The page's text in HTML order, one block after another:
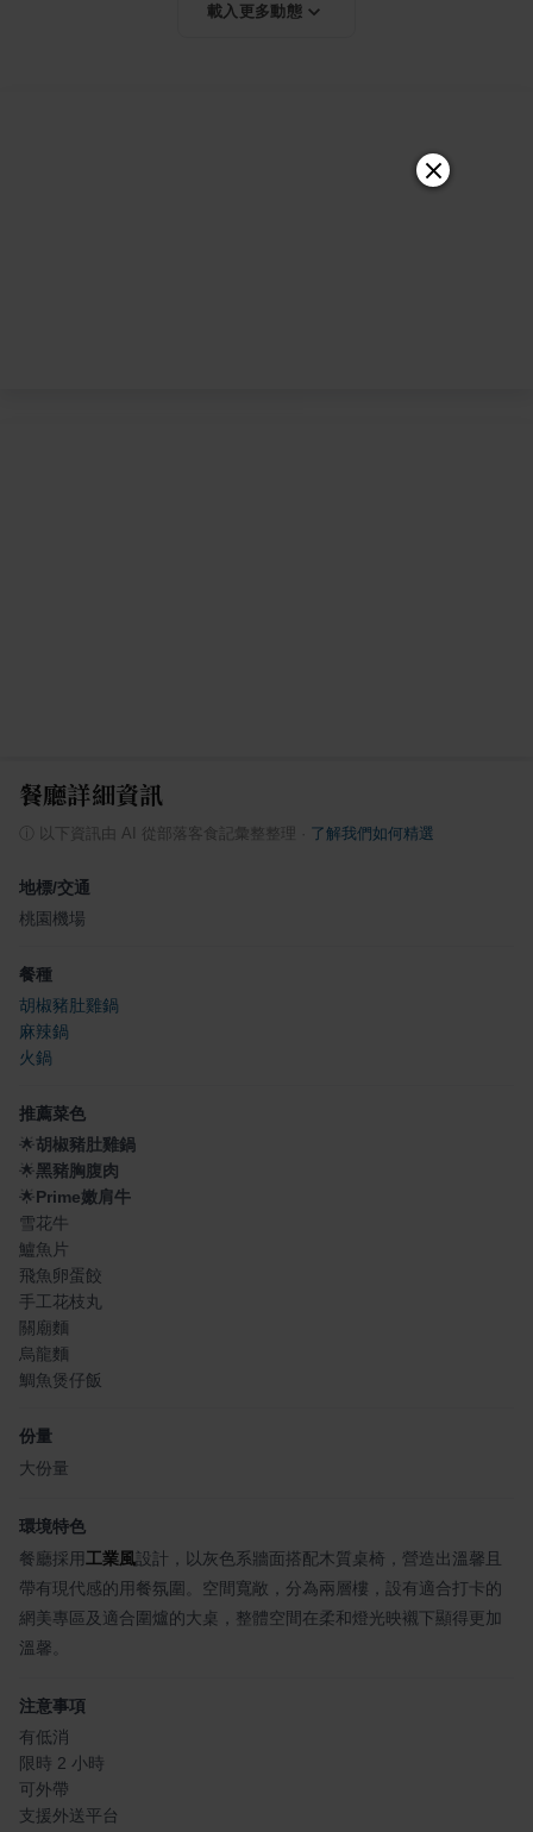
載入更多動態
餐廳詳細資訊
以下資訊由 AI 從部落客食記彙整整理 了解我們如何精選
地標/交通
桃園機場
餐種
胡椒豬肚雞鍋
麻辣鍋
火鍋
推薦菜色
🌟胡椒豬肚雞鍋
🌟黑豬胸腹肉
🌟Prime嫩肩牛
雪花牛
鱸魚片
飛魚卵蛋餃
手工花枝丸
關廟麵
烏龍麵
鯛魚煲仔飯
份量
大份量
環境特色
餐廳採用 工業風設計，以灰色系牆面搭配木質桌椅，營造出溫馨且
帶有現代感的用餐氛圍。空間寬敞，分為兩層樓，設有適合打卡的
網美專區及適合圍爐的大桌，整體空間在柔和燈光映襯下顯得更加
溫馨。
注意事項
有低消
限時 2 小時
可外帶
支援外送平台